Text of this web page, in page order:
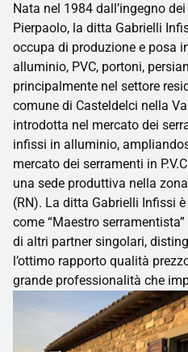
Nata nel 1984 dall’ingegno
Pierpaolo, la ditta Gabrielli
occupa di produzione e posa
alluminio, PVC, portoni,
principalmente nel settore
comune di Casteldelci nella
introdotta nel mercato dei
infissi in alluminio,
mercato dei serramenti in
una sede produttiva nella
(RN). La ditta Gabrielli Infissi
come “Maestro
di altri partner singolari,
l’ottimo rapporto qualità
grande professionalità che